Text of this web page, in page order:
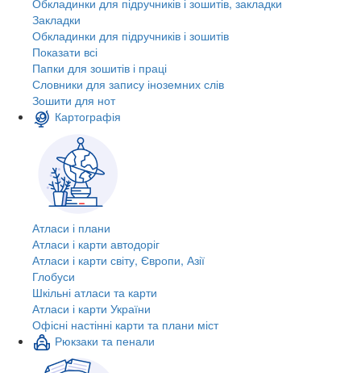
Обкладинки для підручників і зошитів, закладки
Закладки
Обкладинки для підручників і зошитів
Показати всі
Папки для зошитів і праці
Словники для запису іноземних слів
Зошити для нот
Картографія
Атласи і плани
Атласи і карти автодоріг
Атласи і карти світу, Європи, Азії
Глобуси
Шкільні атласи та карти
Атласи і карти України
Офісні настінні карти та плани міст
Рюкзаки та пенали